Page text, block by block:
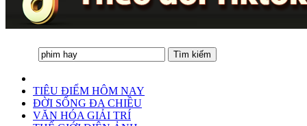
TIÊU ĐIỂM HÔM NAY
ĐỜI SỐNG ĐA CHIỀU
VĂN HÓA GIẢI TRÍ